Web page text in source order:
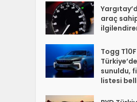
araç
Togg T10F
sunuldu,
listesi